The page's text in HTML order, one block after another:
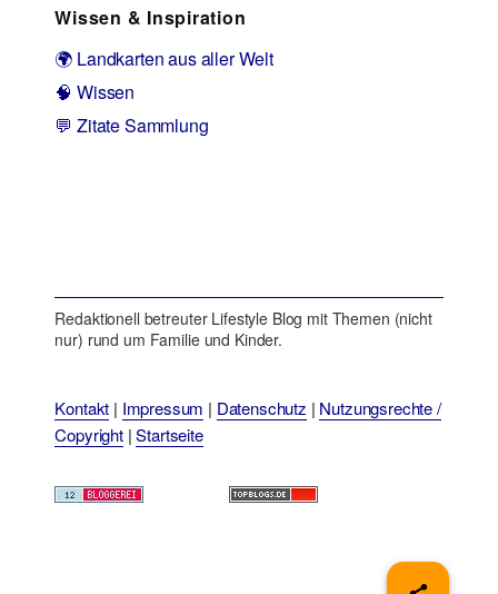
Wissen & Inspiration
🌍 Landkarten aus aller Welt
🧠 Wissen
💬 Zitate Sammlung
Redaktionell betreuter Lifestyle Blog mit Themen (nicht
nur) rund um Familie und Kinder.
Kontakt | Impressum | Datenschutz | Nutzungsrechte /
Copyright|Startseite